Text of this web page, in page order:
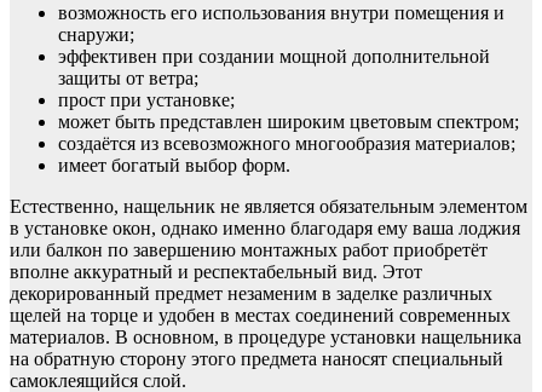
возможность его использования внутри помещения и
снаружи;
эффективен при создании мощной дополнительной
защиты от ветра;
прост при установке;
может быть представлен широким цветовым спектром;
создаётся из всевозможного многообразия материалов;
имеет богатый выбор форм.
Естественно, нащельник не является обязательным элементом
в установке окон, однако именно благодаря ему ваша лоджия
или балкон по завершению монтажных работ приобретёт
вполне аккуратный и респектабельный вид. Этот
декорированный предмет незаменим в заделке различных
щелей на торце и удобен в местах соединений современных
материалов. В основном, в процедуре установки нащельника
на обратную сторону этого предмета наносят специальный
самоклеящийся слой.